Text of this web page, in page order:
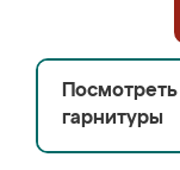
гарнитуры